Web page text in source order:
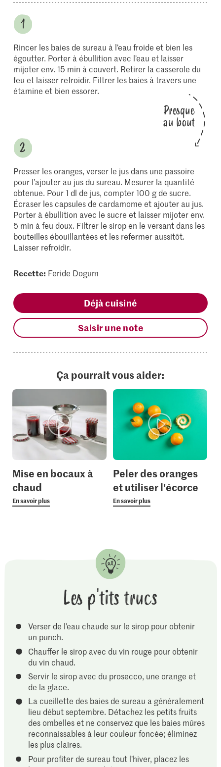
Rincer les baies de sureau à l’eau froide et bien les
égoutter. Porter à ébullition avec l’eau et laisser
mijoter env. 15 min à couvert. Retirer la casserole du
feu et laisser refroidir. Filtrer les baies à travers une
étamine et bien essorer.
Presque
au bout
Presser les oranges, verser le jus dans une passoire
pour l’ajouter au jus du sureau. Mesurer la quantité
obtenue. Pour 1 dl de jus, compter 100 g de sucre.
Écraser les capsules de cardamome et ajouter au jus.
Porter à ébullition avec le sucre et laisser mijoter env.
5 min à feu doux. Filtrer le sirop en le versant dans les
bouteilles ébouillantées et les refermer aussitôt.
Laisser refroidir.
Recette: Feride Dogum
Déjà cuisiné
Saisir une note
Ça pourrait vous aider:
Mise en bocaux à
chaud
En savoir plus
Peler des oranges
et utiliser l'écorce
En savoir plus
Les p'tits trucs
Verser de l’eau chaude sur le sirop pour obtenir
un punch.
Chauffer le sirop avec du vin rouge pour obtenir
du vin chaud.
Servir le sirop avec du prosecco, une orange et
de la glace.
La cueillette des baies de sureau a généralement
lieu début septembre. Détachez les petits fruits
des ombelles et ne conservez que les baies mûres
reconnaissables à leur couleur foncée; éliminez
les plus claires.
Pour profiter de sureau tout l’hiver, placez les